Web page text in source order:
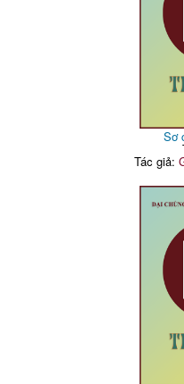
Sơ
Tác giả: